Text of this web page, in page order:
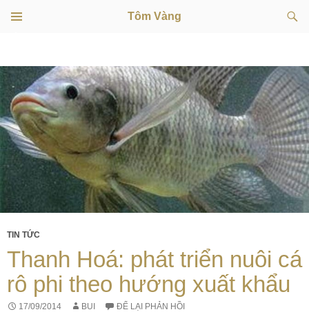
Tôm Vàng
kiếm
NỘI
DUNG
TIN TỨC
Thanh Hoá: phát triển nuôi cá
rô phi theo hướng xuất khẩu
17/09/2014 BUI ĐỂ LẠI PHẢN HỒI